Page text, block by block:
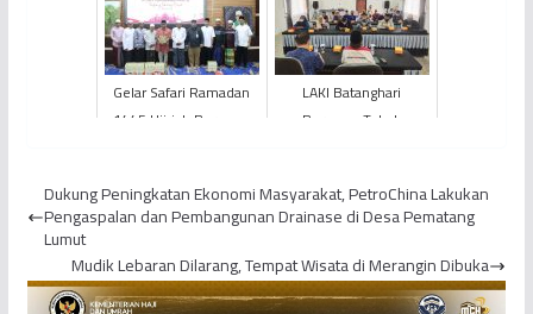
Gelar Safari Ramadan
1445 Hijriah Bersama
Santun...
LAKI Batanghari
Bersama Tokoh
Semangat Tolak Praktik
K...
Dukung Peningkatan Ekonomi Masyarakat, PetroChina Lakukan
Pengaspalan dan Pembangunan Drainase di Desa Pematang
Lumut
Mudik Lebaran Dilarang, Tempat Wisata di Merangin Dibuka